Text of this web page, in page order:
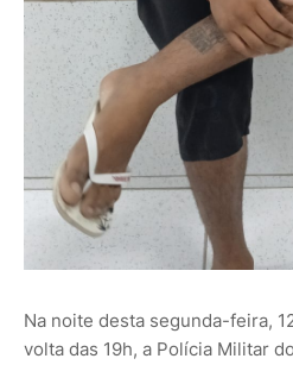
Na noite desta segunda-feira,
volta das 19h, a Polícia Militar